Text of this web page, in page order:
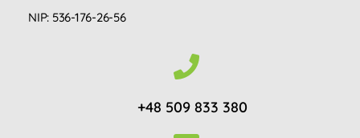
NIP: 536-176-26-56
+48 509 833 380